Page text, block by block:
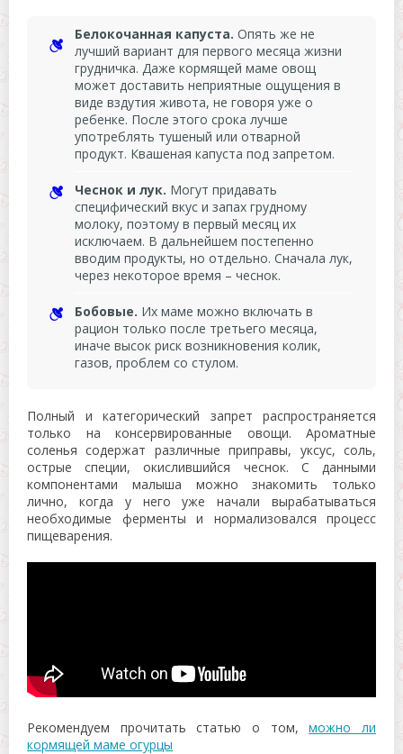
Белокочанная капуста. Опять же не
лучший вариант для первого месяца жизни
грудничка. Даже кормящей маме овощ
может доставить неприятные ощущения в
виде вздутия живота, не говоря уже о
ребенке. После этого срока лучше
употреблять тушеный или отварной
продукт. Квашеная капуста под запретом.
Чеснок и лук. Могут придавать
специфический вкус и запах грудному
молоку, поэтому в первый месяц их
исключаем. В дальнейшем постепенно
вводим продукты, но отдельно. Сначала лук,
через некоторое время – чеснок.
Бобовые. Их маме можно включать в
рацион только после третьего месяца,
иначе высок риск возникновения колик,
газов, проблем со стулом.
Полный и категорический запрет распространяется
только на консервированные овощи. Ароматные
соленья содержат различные приправы, уксус, соль,
острые специи, окислившийся чеснок. С данными
компонентами малыша можно знакомить только
лично, когда у него уже начали вырабатываться
необходимые ферменты и нормализовался процесс
пищеварения.
Рекомендуем прочитать статью о том,можно ли
кормящей маме огурцы